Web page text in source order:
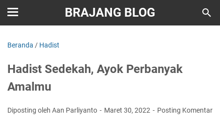
BRAJANG BLOG
Beranda / Hadist
Hadist Sedekah, Ayok Perbanyak
Amalmu
Diposting oleh Aan Parliyanto Maret 30, 2022 Posting Komentar